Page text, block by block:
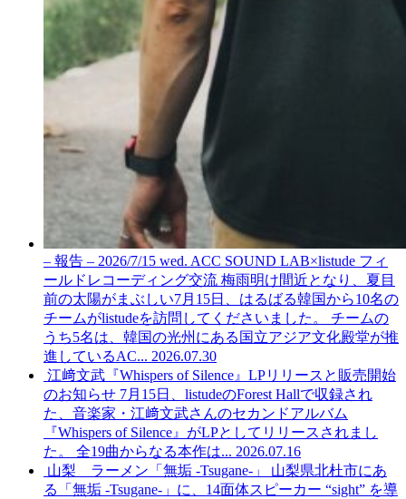
– 報告 – 2026/7/15 wed. ACC SOUND LAB×listude フィ
ールドレコーディング交流 梅雨明け間近となり、夏目
前の太陽がまぶしい7月15日、はるばる韓国から10名の
チームがlistudeを訪問してくださいました。 チームの
うち5名は、韓国の光州にある国立アジア文化殿堂が推
進しているAC... 2026.07.30
江﨑文武『Whispers of Silence』LPリリースと販売開始
のお知らせ 7月15日、listudeのForest Hallで収録され
た、音楽家・江﨑文武さんのセカンドアルバム
『Whispers of Silence』がLPとしてリリースされまし
た。 全19曲からなる本作は... 2026.07.16
山梨 ラーメン「無垢 -Tsugane-」
山梨県北杜市にあ
る「無垢 -Tsugane-」に、14面体スピーカー “sight” を導